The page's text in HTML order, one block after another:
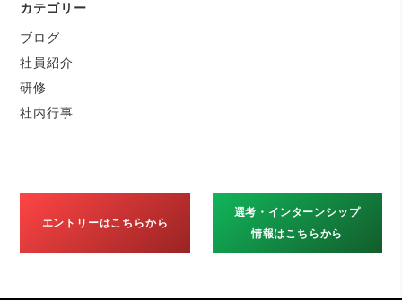
カテゴリー
ブログ
社員紹介
研修
社内行事
エントリーはこちらから
選考・インターンシップ
情報はこちらから